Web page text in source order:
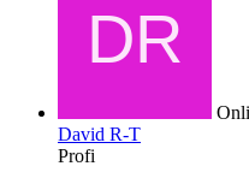
David R-T
Profi